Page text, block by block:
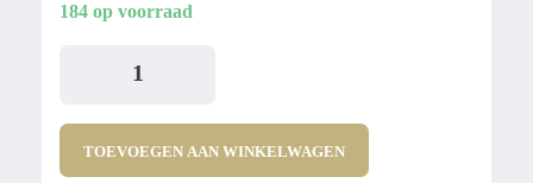
184 op voorraad
TOEVOEGEN AAN WINKELWAGEN